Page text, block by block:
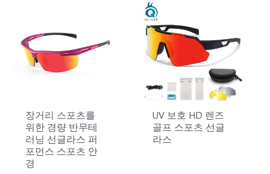
장거리 스포츠를
위한 경량 반무테
러닝 선글라스 퍼
포먼스 스포츠 안
경
UV 보호 HD 렌즈
골프 스포츠 선글
라스